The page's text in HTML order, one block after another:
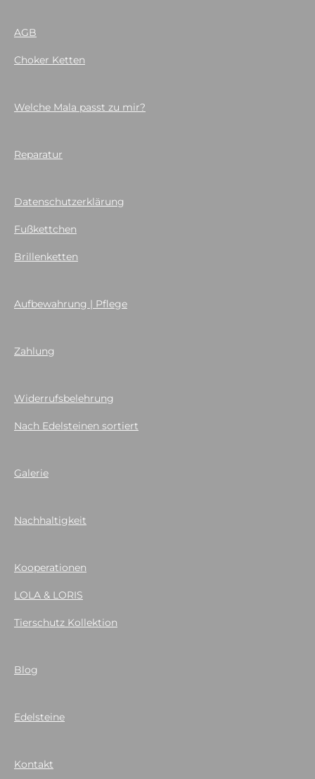
AGB
Choker Ketten
Welche Mala passt zu mir?
Reparatur
Datenschutzerklärung
Fußkettchen
Brillenketten
Aufbewahrung | Pflege
Zahlung
Widerrufsbelehrung
Nach Edelsteinen sortiert
Galerie
Nachhaltigkeit
Kooperationen
LOLA & LORIS
Tierschutz Kollektion
Blog
Edelsteine
Kontakt